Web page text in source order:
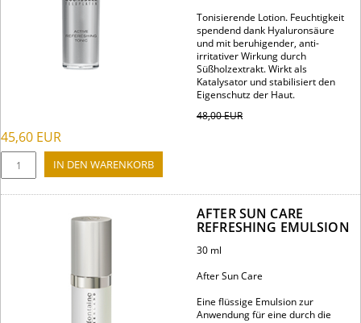
Tonisierende Lotion. Feuchtigkeit
spendend dank Hyaluronsäure
und mit beruhigender, anti-
irritativer Wirkung durch
Süßholzextrakt. Wirkt als
Katalysator und stabilisiert den
Eigenschutz der Haut.
48,00EUR
45,60 EUR
AFTER SUN CARE
REFRESHING EMULSION
30 ml
After Sun Care
Eine flüssige Emulsion zur
Anwendung für eine durch die